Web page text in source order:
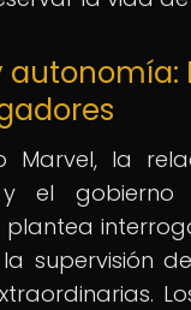
autonomía:
Marvel, la
y el
supervisión